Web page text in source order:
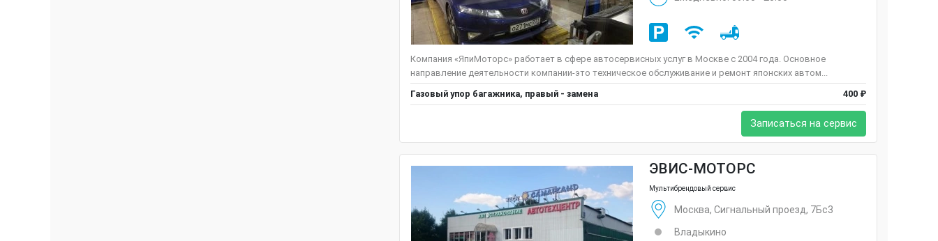
Компания «ЯпиМоторс» работает в сфере автосервисных услуг в Москве с 2004 года. Основное
направление деятельности компании-это техническое обслуживание и ремонт японских автом...
Газовый упор багажника, правый - замена
400 ₽
Записаться на сервис
ЭВИС-МОТОРС
Мультибрендовый сервис
Москва, Сигнальный проезд, 7Бс3
Владыкино